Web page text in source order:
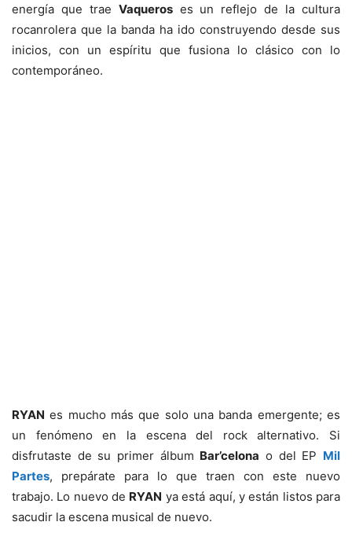
energía que trae Vaqueroses un reflejo de la cultura
rocanrolera que la banda ha ido construyendo desde sus
inicios, con un espíritu que fusiona lo clásico con lo
contemporáneo.
RYAN es mucho más que solo una banda emergente; es
un fenómeno en la escena del rock alternativo. Si
disfrutaste de su primer álbum Bar’celona o del EP Mil
Partes, prepárate para lo que traen con este nuevo
trabajo. Lo nuevo de RYAN ya está aquí, y están listos para
sacudir la escena musical de nuevo.